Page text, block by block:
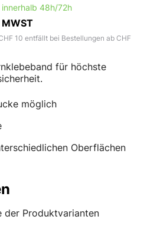
48h/72h
10 entfällt bei Bestellungen ab CHF
für höchste
möglich
Oberflächen
der Produktvarianten